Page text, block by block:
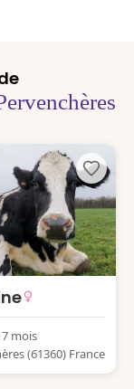
mois
(61360) France